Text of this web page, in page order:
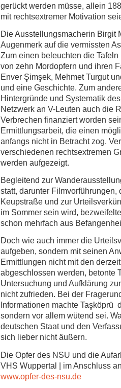
gerückt werden müsse, allein
mit rechtsextremer Motivation
Die Ausstellungsmacherin Birgit
Augenmerk auf die vermissten
Zum einen beleuchten die
von zehn Mordopfern und ihren
Enver Şimşek, Mehmet Turgut
und eine Geschichte. Zum
Hintergründe und Systematik
Netzwerk an V-Leuten auch die
Verbrechen finanziert worden
Ermittlungsarbeit, die einen
anfangs nicht in Betracht zog.
verschiedenen rechtsextremen
werden aufgezeigt.
Begleitend zur
statt, darunter Filmvorführungen,
Keupstraße und zur
im Sommer sein wird,
schon mehrfach aus
Doch wie auch immer die
aufgeben, sondern mit seinen
Ermittlungen nicht mit den
abgeschlossen werden, betonte
Untersuchung und Aufklärung
nicht zufrieden. Bei der
Informationen machte Taşköprü
sondern vor allem wütend sei.
deutschen Staat und den
sich lieber nicht äußern.
Die Opfer des NSU und die
VHS Wuppertal | im Anschluss
www.opfer-des-nsu.de